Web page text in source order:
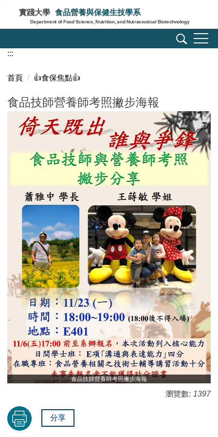
主
內
區
實踐大學 食品營養與保健生技學系
Department of Food Science, Nutrition, and Nutraceutical Biotechnology
:::
首頁 👍️食保焦點👍️
食品技師營養師考照撇步海報
食品技師營養師考照撇步海報
瀏覽數: 1397
分享